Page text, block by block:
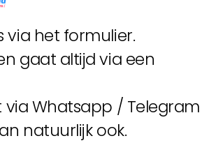
via het formulier.
gaat altijd via een
via Whatsapp / Telegram
natuurlijk ook.